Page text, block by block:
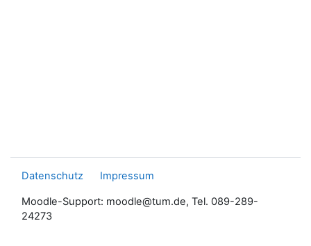
Datenschutz Impressum
Moodle-Support: moodle@tum.de, Tel. 089-289-
24273